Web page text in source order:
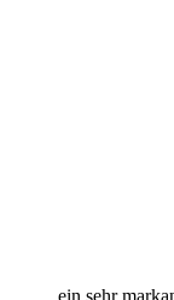
ein sehr